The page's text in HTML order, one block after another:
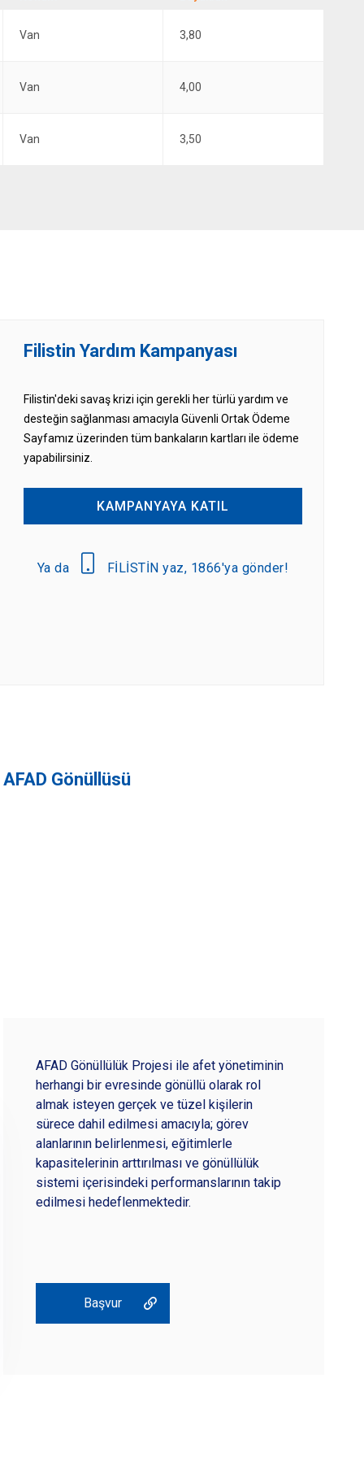
Van 3,80
Van 4,00
Van 3,50
Filistin Yardım Kampanyası
Filistin'deki savaş krizi için gerekli her türlü yardım ve
desteğin sağlanması amacıyla Güvenli Ortak Ödeme
Sayfamız üzerinden tüm bankaların kartları ile ödeme
yapabilirsiniz.
KAMPANYAYA KATIL
Ya da FİLİSTİN yaz, 1866'ya gönder!
AFAD Gönüllüsü
AFAD Gönüllülük Projesi ile afet yönetiminin
herhangi bir evresinde gönüllü olarak rol
almak isteyen gerçek ve tüzel kişilerin
sürece dahil edilmesi amacıyla; görev
alanlarının belirlenmesi, eğitimlerle
kapasitelerinin arttırılması ve gönüllülük
sistemi içerisindeki performanslarının takip
edilmesi hedeflenmektedir.
Başvur